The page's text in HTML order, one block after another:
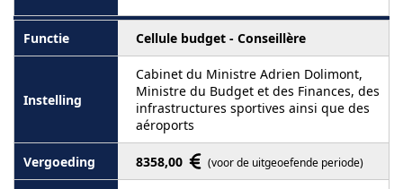
Cellule budget - Conseillère
Cabinet du Ministre Adrien Dolimont,
Ministre du Budget et des Finances, des
infrastructures sportives ainsi que des
aéroports
8358,00 (voor de uitgeoefende periode)